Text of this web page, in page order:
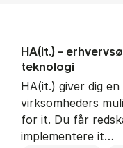
HA(it.) -
teknologi
HA(it.) giver dig
virksomheders
for it. Du får
implementere it…